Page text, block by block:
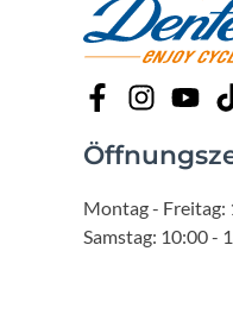
Montag - Freitag:
Samstag: 10:00 -